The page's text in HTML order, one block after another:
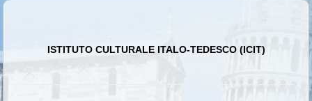
ISTITUTO CULTURALE ITALO-TEDESCO (ICIT)